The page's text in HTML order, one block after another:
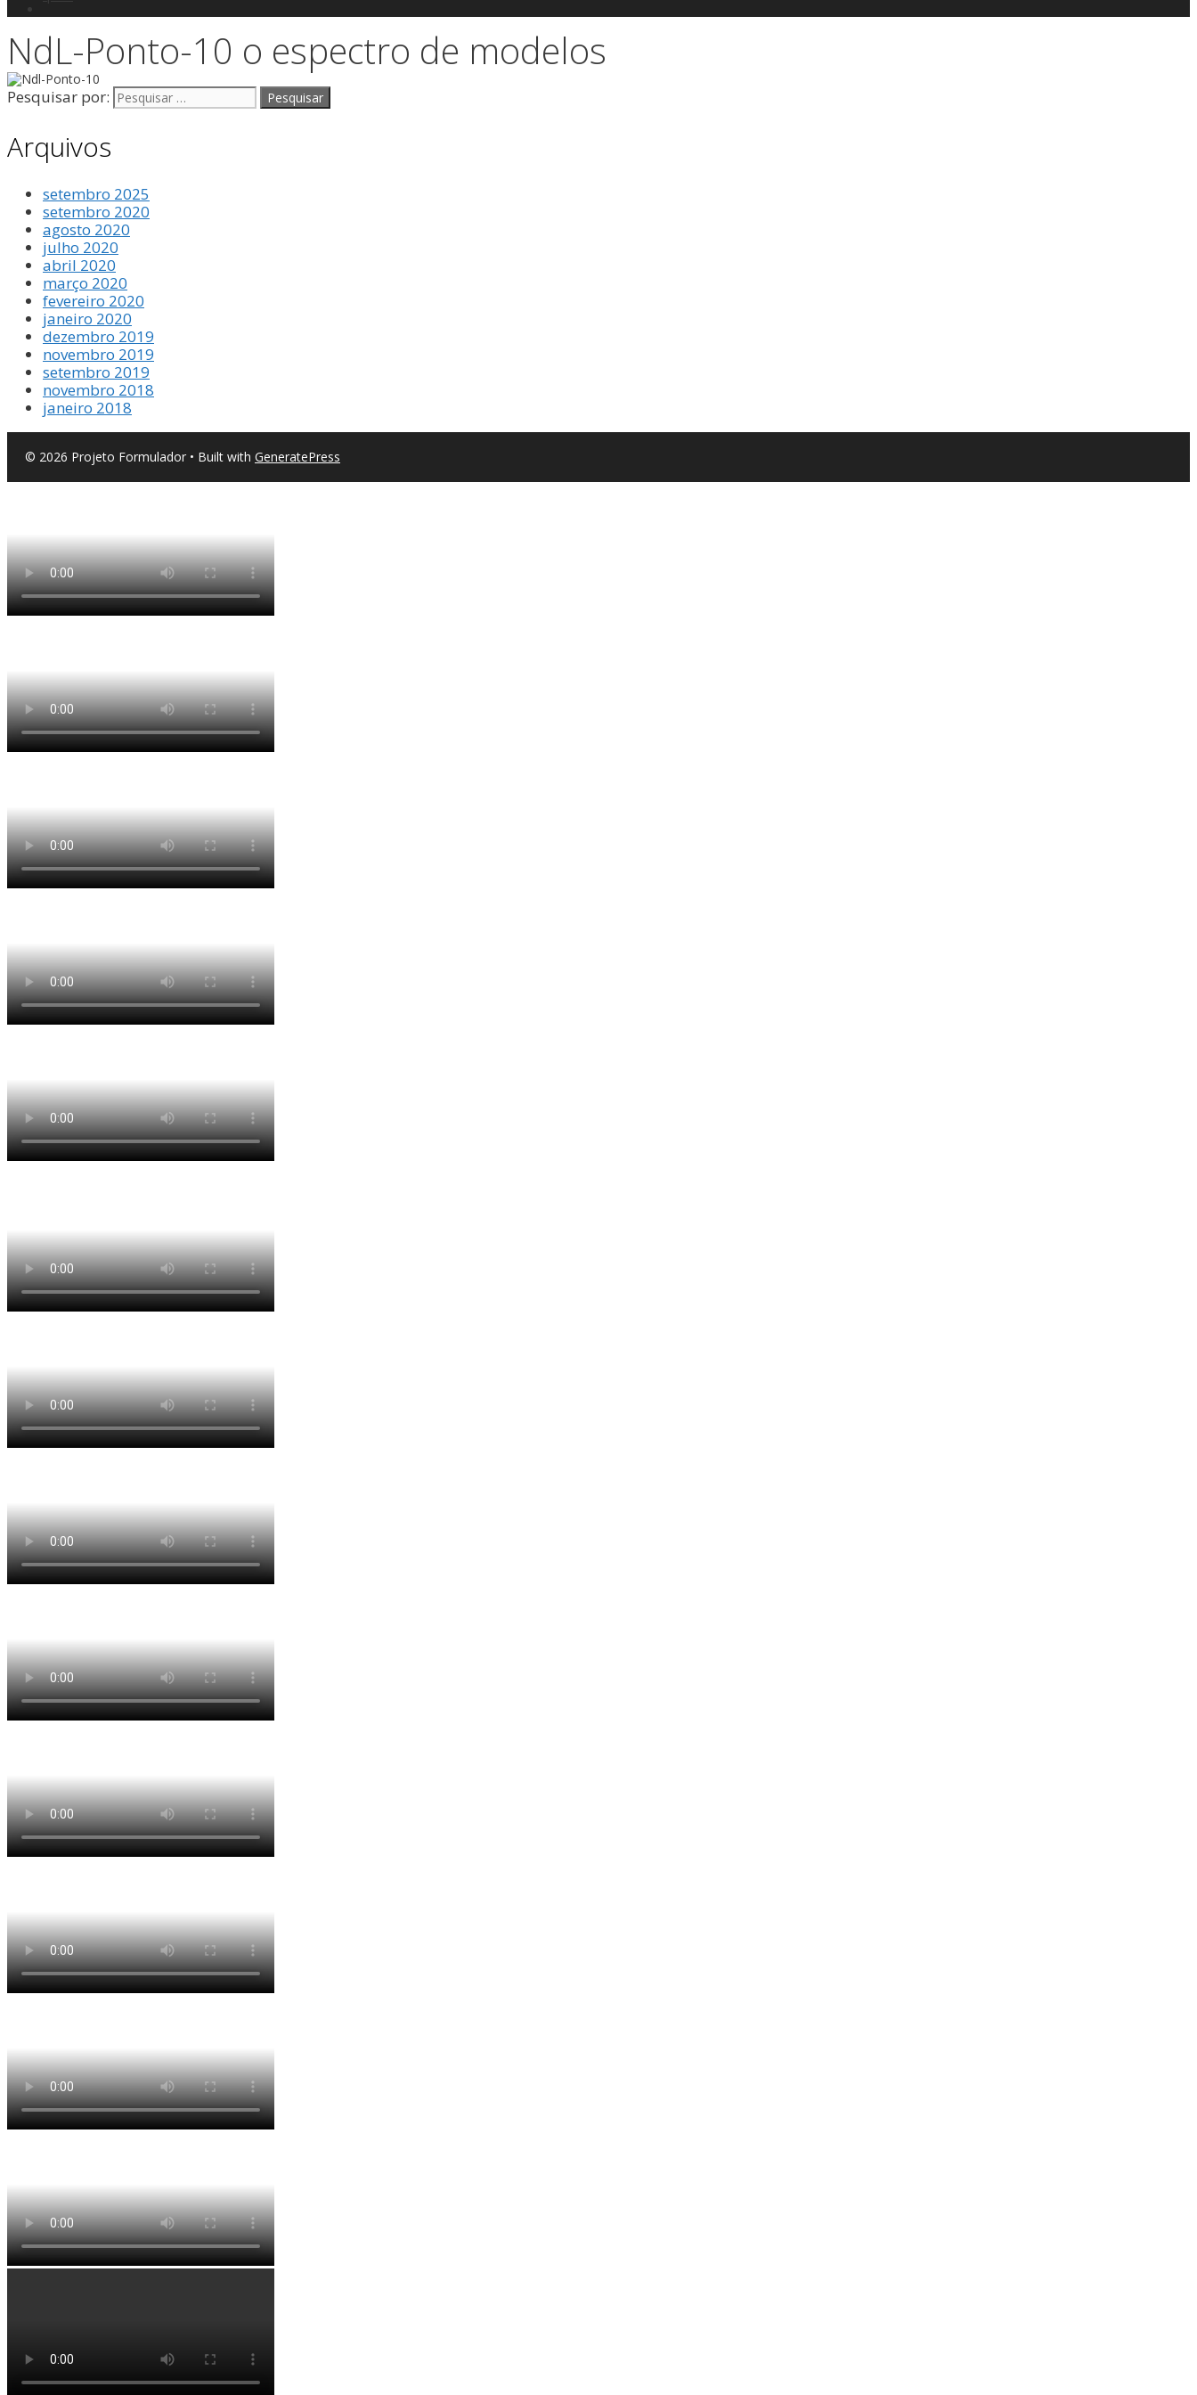
NdL-Ponto-10 o espectro de modelos
Pesquisar por:
Arquivos
setembro 2025
setembro 2020
agosto 2020
julho 2020
abril 2020
março 2020
fevereiro 2020
janeiro 2020
dezembro 2019
novembro 2019
setembro 2019
novembro 2018
janeiro 2018
© 2026 Projeto Formulador • Built with GeneratePress